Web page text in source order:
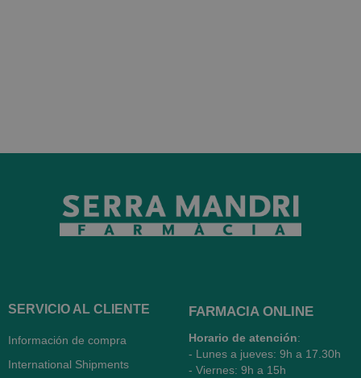
SERVICIO AL CLIENTE
Información de compra
International Shipments
FARMACIA ONLINE
Horario de atención:
- Lunes a jueves: 9h a 17.30h
- Viernes: 9h a 15h